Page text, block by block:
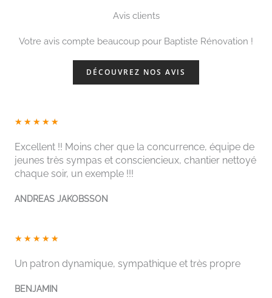
Avis clients
Votre avis compte beaucoup pour Baptiste Rénovation !
DÉCOUVREZ NOS AVIS
★ ★ ★ ★ ★
t
é
5
u
Excellent !! Moins cher que la concurrence, équipe de
jeunes très sympas et consciencieux, chantier nettoyé
chaque soir, un exemple !!!
ANDREAS JAKOBSSON
★ ★ ★ ★ ★
é
Un patron dynamique, sympathique et très propre
BENJAMIN